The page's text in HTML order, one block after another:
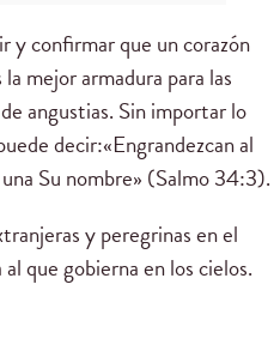
y confirmar que un corazón
mejor armadura para las
angustias. Sin importar lo
decir:«Engrandezcan al
Su nombre» (Salmo 34:3).
y peregrinas en el
que gobierna en los cielos.